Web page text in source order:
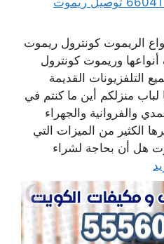
الريموت كونترول ريموت
وريموت كونترول
التلفزيونات القديمة
لباب منزلكم أين ما كنتم في
والفروانية والجهراء
الكثير من الميزات التي
هل أن بحاجة لشراء